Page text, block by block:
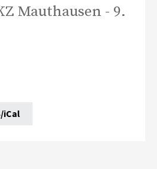
Mauthausen - 9.
iCal